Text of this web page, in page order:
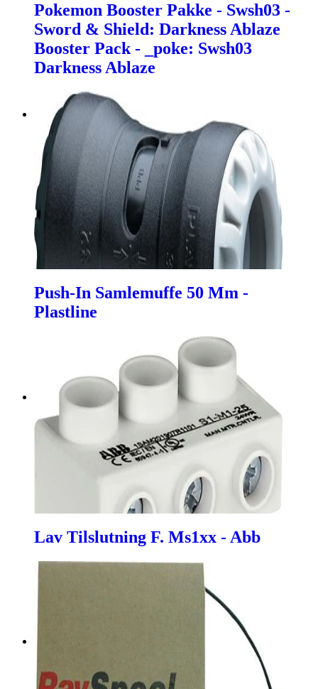
Pokemon Booster Pakke - Swsh03 -
Sword & Shield: Darkness Ablaze
Booster Pack - _poke: Swsh03
Darkness Ablaze
Push-In Samlemuffe 50 Mm -
Plastline
Lav Tilslutning F. Ms1xx - Abb